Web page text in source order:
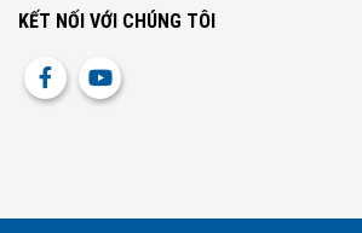
KẾT NỐI VỚI CHÚNG TÔI